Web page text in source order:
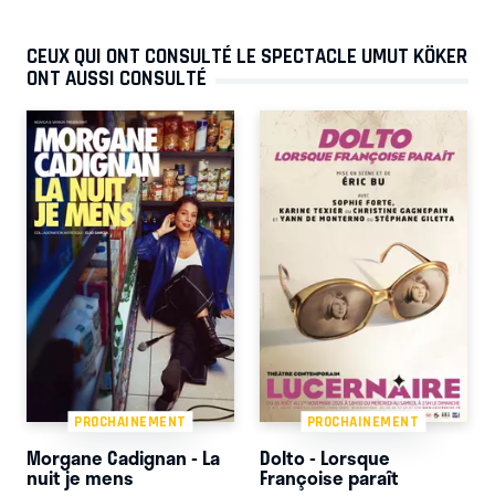
CEUX QUI ONT CONSULTÉ LE SPECTACLE UMUT KÖKER
ONT AUSSI CONSULTÉ
PROCHAINEMENT
Morgane Cadignan - La
nuit je mens
PROCHAINEMENT
Dolto - Lorsque
Françoise paraît